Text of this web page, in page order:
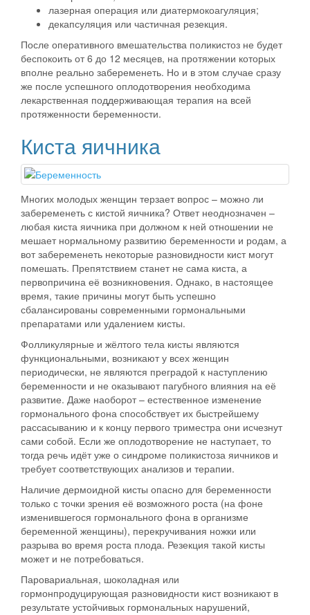
лазерная операция или диатермокоагуляция;
декапсуляция или частичная резекция.
После оперативного вмешательства поликистоз не будет
беспокоить от 6 до 12 месяцев, на протяжении которых
вполне реально забеременеть. Но и в этом случае сразу
же после успешного оплодотворения необходима
лекарственная поддерживающая терапия на всей
протяженности беременности.
Киста яичника
Многих молодых женщин терзает вопрос – можно ли
забеременеть с кистой яичника? Ответ неоднозначен –
любая киста яичника при должном к ней отношении не
мешает нормальному развитию беременности и родам, а
вот забеременеть некоторые разновидности кист могут
помешать. Препятствием станет не сама киста, а
первопричина её возникновения. Однако, в настоящее
время, такие причины могут быть успешно
сбалансированы современными гормональными
препаратами или удалением кисты.
Фолликулярные и жёлтого тела кисты являются
функциональными, возникают у всех женщин
периодически, не являются преградой к наступлению
беременности и не оказывают пагубного влияния на её
развитие. Даже наоборот – естественное изменение
гормонального фона способствует их быстрейшему
рассасыванию и к концу первого триместра они исчезнут
сами собой. Если же оплодотворение не наступает, то
тогда речь идёт уже о синдроме поликистоза яичников и
требует соответствующих анализов и терапии.
Наличие дермоидной кисты опасно для беременности
только с точки зрения её возможного роста (на фоне
изменившегося гормонального фона в организме
беременной женщины), перекручивания ножки или
разрыва во время роста плода. Резекция такой кисты
может и не потребоваться.
Паровариальная, шоколадная или
гормонпродуцирующая разновидности кист возникают в
результате устойчивых гормональных нарушений,